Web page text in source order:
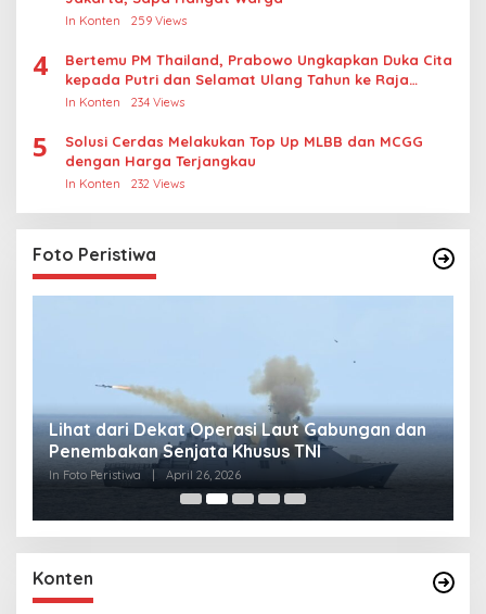
In Konten 259 Views
4
Bertemu PM Thailand, Prabowo Ungkapkan Duka Cita
kepada Putri dan Selamat Ulang Tahun ke Raja
Thailand
In Konten 234 Views
5
Solusi Cerdas Melakukan Top Up MLBB dan MCGG
dengan Harga Terjangkau
In Konten 232 Views
Foto Peristiwa
Lihat dari Dekat Operasi Laut Gabungan dan
Penembakan Senjata Khusus TNI
In Foto Peristiwa April 26, 2026
Konten